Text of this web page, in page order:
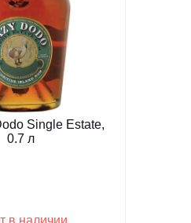
Single Estate,
0.7 л
в наличии